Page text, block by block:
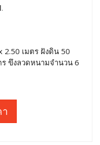
2.50 เมตร ฝังดิน 50
ร ขึงลวดหนามจำนวน 6